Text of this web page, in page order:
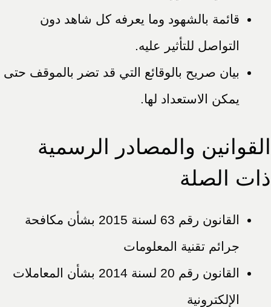
قائمة بالشهود وما يعرفه كل شاهد دون
التواصل للتأثير عليه.
بيان صريح بالوقائع التي قد تضر بالموقف حتى
يمكن الاستعداد لها.
القوانين والمصادر الرسمية
ذات الصلة
القانون رقم 63 لسنة 2015 بشأن مكافحة
جرائم تقنية المعلومات
القانون رقم 20 لسنة 2014 بشأن المعاملات
الإلكترونية